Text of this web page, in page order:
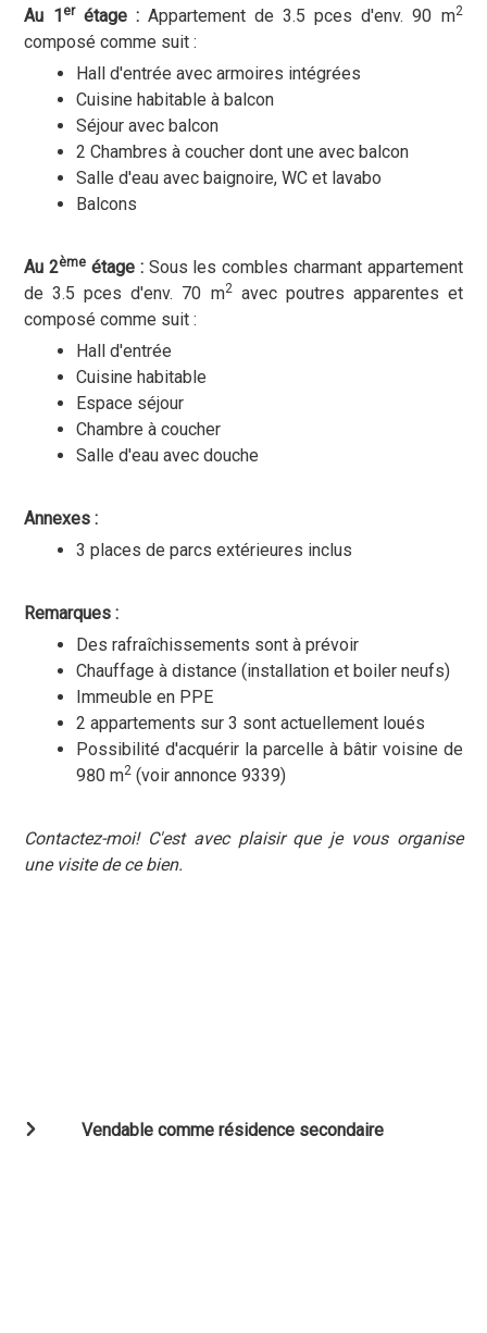
Au 1 erétage : Appartement de 3.5 pces d'env. 90 m2
composé comme suit :
Hall d'entrée avec armoires intégrées
Cuisine habitable à balcon
Séjour avec balcon
2 Chambres à coucher dont une avec balcon
Salle d'eau avec baignoire, WC et lavabo
Balcons
Au 2ème étage : Sous les combles charmant appartement
de 3.5 pces d'env. 70 m2avec poutres apparentes et
composé comme suit :
Hall d'entrée
Cuisine habitable
Espace séjour
Chambre à coucher
Salle d'eau avec douche
Annexes :
3 places de parcs extérieures inclus
Remarques :
Des rafraîchissements sont à prévoir
Chauffage à distance (installation et boiler neufs)
Immeuble en PPE
2 appartements sur 3 sont actuellement loués
Possibilité d'acquérir la parcelle à bâtir voisine de
980 m2 (voir annonce 9339)
Contactez-moi! C'est avec plaisir que je vous organise
une visite de ce bien.
Vendable comme résidence secondaire